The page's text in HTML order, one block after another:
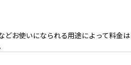
どお使いになられる用途によって料金は